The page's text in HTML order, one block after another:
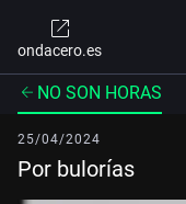
ondacero.es
NO SON HORAS
25/04/2024
Por bulorías